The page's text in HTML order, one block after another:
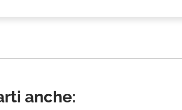
anche: